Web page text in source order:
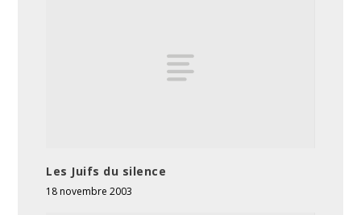
Les Juifs du silence
18 novembre 2003